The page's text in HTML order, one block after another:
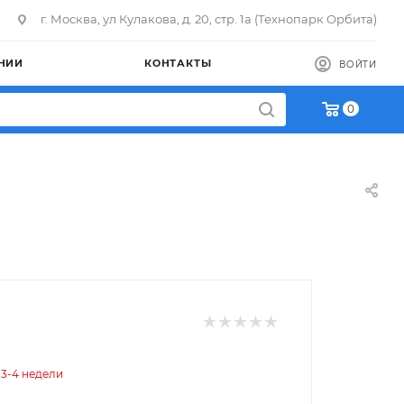
г. Москва, ул Кулакова, д. 20, стр. 1а (Технопарк Орбита)
КОНТАКТЫ ВОЙТИ
0
4 недели